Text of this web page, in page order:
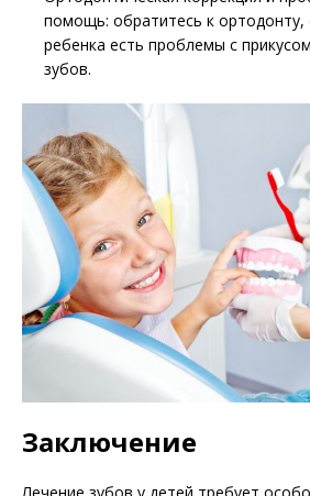
помощь: обратитесь к ортодонту,
ребенка есть проблемы с
зубов.
Заключение